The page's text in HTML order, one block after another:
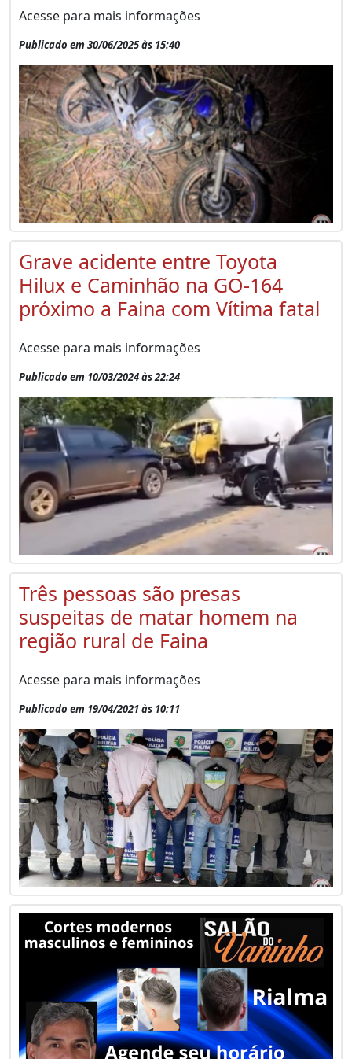
Acesse para mais informações
Publicado em 30/06/2025 às 15:40
Grave acidente entre Toyota
Hilux e Caminhão na GO-164
próximo a Faina com Vítima fatal
Acesse para mais informações
Publicado em 10/03/2024 às 22:24
Três pessoas são presas
suspeitas de matar homem na
região rural de Faina
Acesse para mais informações
Publicado em 19/04/2021 às 10:11